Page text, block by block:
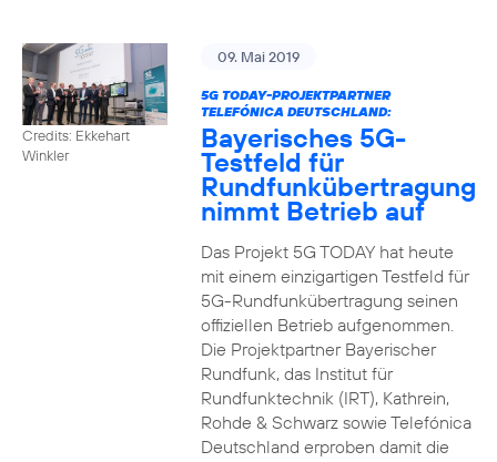
Credits: Ekkehart
Winkler
09. Mai 2019
5G TODAY-PROJEKTPARTNER
TELEFÓNICA DEUTSCHLAND:
Bayerisches 5G-
Testfeld für
Rundfunkübertragung
nimmt Betrieb auf
Das Projekt 5G TODAY hat heute
mit einem einzigartigen Testfeld für
5G-Rundfunkübertragung seinen
offiziellen Betrieb aufgenommen.
Die Projektpartner Bayerischer
Rundfunk, das Institut für
Rundfunktechnik (IRT), Kathrein,
Rohde & Schwarz sowie Telefónica
Deutschland erproben damit die